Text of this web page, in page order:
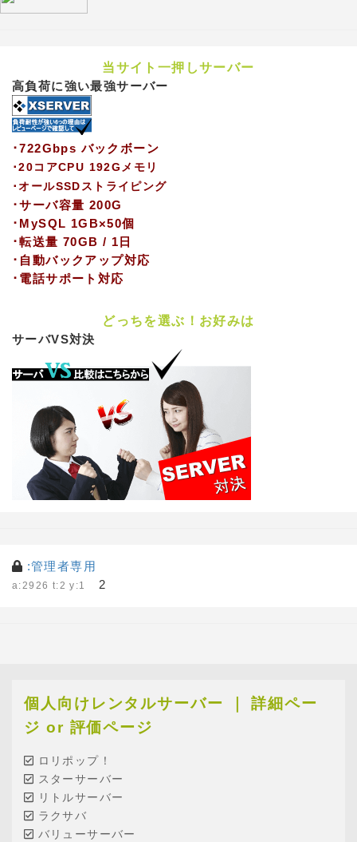
当サイト一押しサーバー
高負荷に強い最強サーバー
･722Gbps バックボーン
･20コアCPU 192Gメモリ
･オールSSDストライピング
･サーバ容量 200G
･MySQL 1GB×50個
･転送量 70GB / 1日
･自動バックアップ対応
･電話サポート対応
どっちを選ぶ！お好みは
サーバVS対決
:管理者専用
a:2926 t:2 y:1 2
個人向けレンタルサーバー ｜ 詳細ペー
ジ or 評価ページ
ロリポップ！
スターサーバー
リトルサーバー
ラクサバ
バリューサーバー